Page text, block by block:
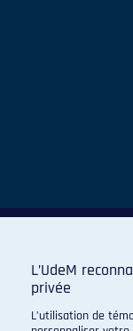
L’UdeM
privée
L’utilisation de